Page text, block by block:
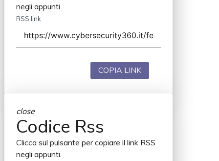
negli appunti.
RSS link
COPIA LINK
close
Codice Rss
Clicca sul pulsante per copiare il link RSS
negli appunti.